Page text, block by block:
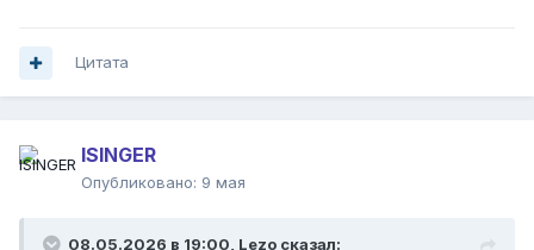
Цитата
ISINGER
Опубликовано: 9 мая
08.05.2026 в 19:00, Lezo сказал: